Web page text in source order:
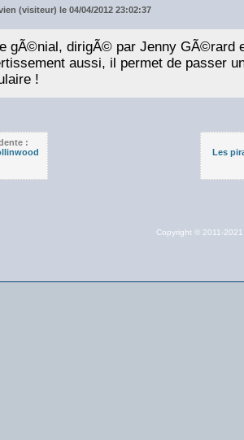
(visiteur) le 04/04/2012 23:02:37
gÃ©nial, dirigÃ© par Jenny GÃ©rard
aussi, il permet de passer
!
:
Les
Copyright © 2011-